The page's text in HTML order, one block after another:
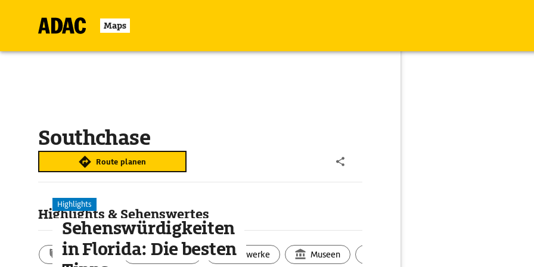
Maps
Southchase
Route planen
Highlights & Sehenswertes
Aktivitäten Landschaft Bauwerke Museen
Highlights
Sehenswürdigkeiten
in Florida: Die besten